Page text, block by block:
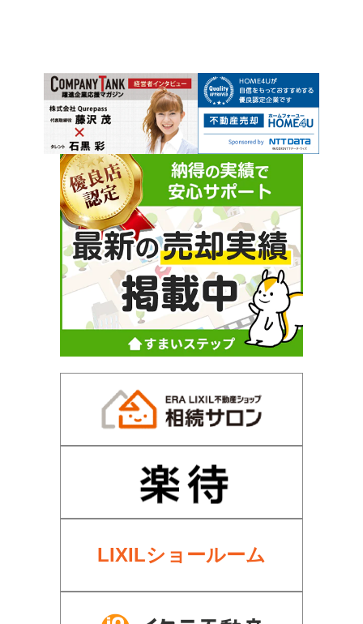
LIXILショールーム